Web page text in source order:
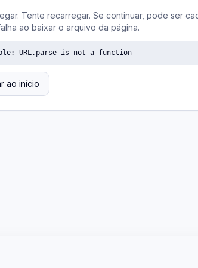
Tente recarregar. Se continuar, pode ser
ao baixar o arquivo da página.
URL.parse is not a function
ao início